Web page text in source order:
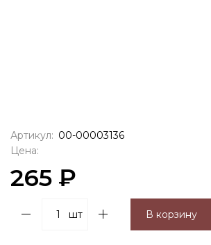
Артикул: 00-00003136
Цена:
265 ₽
шт В корзину